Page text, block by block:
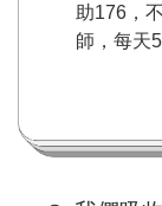
助176，
師，每天